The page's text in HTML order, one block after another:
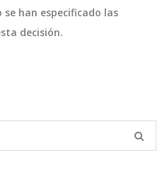
han especificado las
decisión.